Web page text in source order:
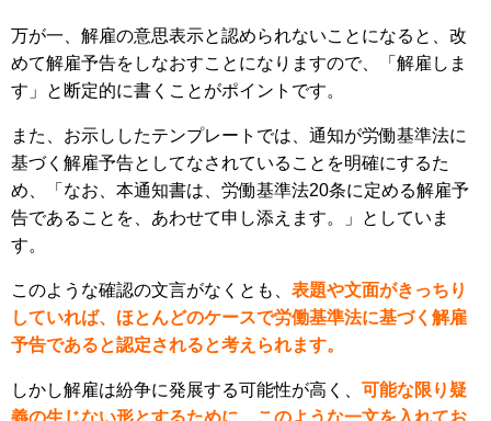
万が一、解雇の意思表示と認められないことになると、改
めて解雇予告をしなおすことになりますので、「解雇しま
す」と断定的に書くことがポイントです。
また、お示ししたテンプレートでは、通知が労働基準法に
基づく解雇予告としてなされていることを明確にするた
め、「なお、本通知書は、労働基準法20条に定める解雇予
告であることを、あわせて申し添えます。」としていま
す。
このような確認の文言がなくとも、 表題や文面がきっちり
していれば、ほとんどのケースで労働基準法に基づく解雇
予告であると認定されると考えられます。
しかし解雇は紛争に発展する可能性が高く、 可能な限り疑